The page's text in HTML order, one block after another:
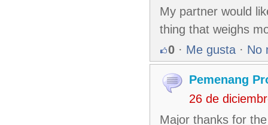
My partner would
thing that weighs
0 · Me gusta · No
Pemenang
26 de
Major thanks for